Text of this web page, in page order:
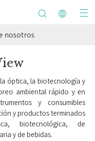
nosotros
óptica, la biotecnología y
ambiental rápido y en
y consumibles
y productos terminados
biotecnológica, de
y de bebidas.